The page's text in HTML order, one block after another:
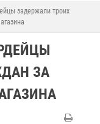
задержали троих
ЗА